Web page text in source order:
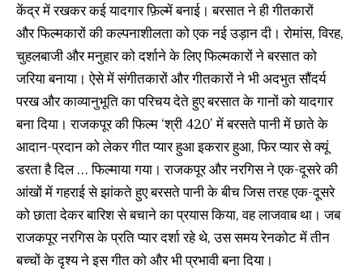
केंद्र में रखकर कई यादगार फ़िल्में बनाई। बरसात ने ही गीतकारों
और फिल्मकारों की कल्पनाशीलता को एक नई उड़ान दी। रोमांस, विरह,
चुहलबाजी और मनुहार को दर्शाने के लिए फिल्मकारों ने बरसात को
जरिया बनाया। ऐसे में संगीतकारों और गीतकारों ने भी अदभुत सौंदर्य
परख और काव्यानुभूति का परिचय देते हुए बरसात के गानों को यादगार
बना दिया। राजकपूर की फिल्म ‘श्री 420’ में बरसते पानी में छाते के
आदान-प्रदान को लेकर गीत प्यार हुआ इकरार हुआ, फिर प्यार से क्यूं
डरता है दिल … फिल्माया गया। राजकपूर और नरगिस ने एक-दूसरे की
आंखों में गहराई से झांकते हुए बरसते पानी के बीच जिस तरह एक-दूसरे
को छाता देकर बारिश से बचाने का प्रयास किया, वह लाजवाब था। जब
राजकपूर नरगिस के प्रति प्यार दर्शा रहे थे, उस समय रेनकोट में तीन
बच्चों के दृश्य ने इस गीत को और भी प्रभावी बना दिया।